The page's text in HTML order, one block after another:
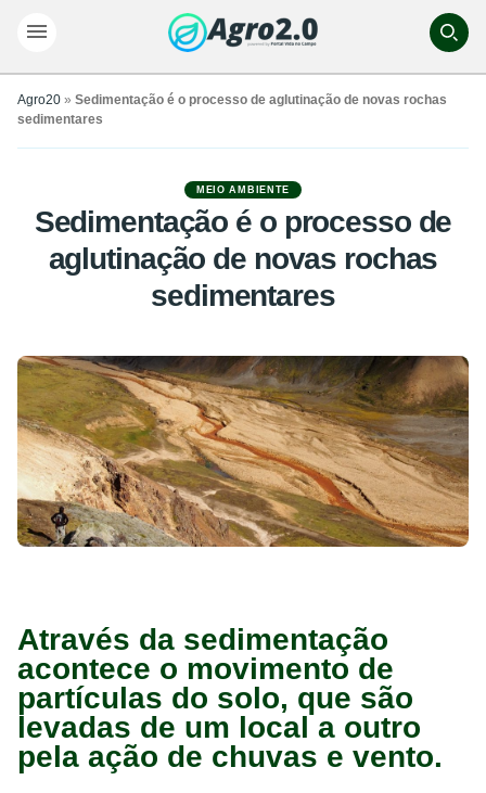
Agro20 » Sedimentação é o processo de aglutinação de novas rochas
sedimentares
MEIO AMBIENTE
Sedimentação é o processo de
aglutinação de novas rochas
sedimentares
Através da sedimentação
acontece o movimento de
partículas do solo, que são
levadas de um local a outro
pela ação de chuvas e vento.